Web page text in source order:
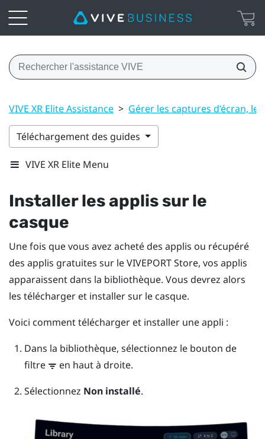
VIVE XR Elite Assistance > Gérer les captures d’écran,
Téléchargement des guides
VIVE XR Elite Menu
Installer les applis sur le
casque
Une fois que vous avez acheté des applis ou récupéré
des applis gratuites sur leVIVEPORTStore, vos applis
apparaissent dans la bibliothèque. Vous devrez alors
les télécharger et installer sur le casque.
Voici comment télécharger et installer une appli :
Dans la bibliothèque, sélectionnez le bouton de
filtre
en haut à droite.
Sélectionnez Non installé.